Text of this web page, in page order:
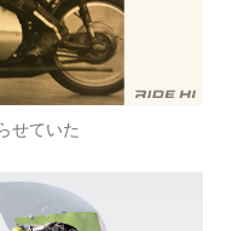
せていた